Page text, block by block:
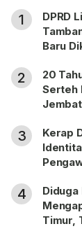
1
DPRD
Baru
2
20
Serteh
3
Kerap
4
Diduga
Timur,